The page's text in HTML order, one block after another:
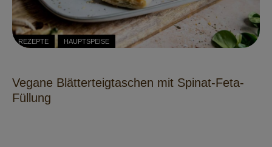
REZEPTE HAUPTSPEISE
Vegane Blätterteigtaschen mit Spinat-Feta-
Füllung